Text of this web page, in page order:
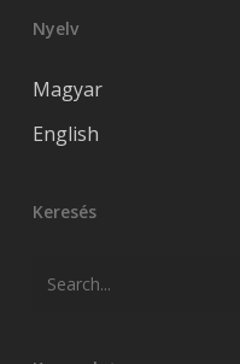
Nyelv
Magyar
English
Keresés